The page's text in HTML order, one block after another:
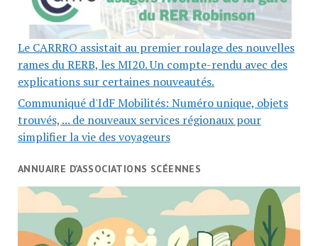
Le CARRRO assistait au premier roulage des nouvelles
rames du RERB, les MI20. Un compte-rendu avec des
explications sur certaines nouveautés.
Communiqué d'IdF Mobilités: Numéro unique, objets
trouvés, ... de nouveaux services régionaux pour
simplifier la vie des voyageurs
ANNUAIRE D’ASSOCIATIONS SCÉENNES